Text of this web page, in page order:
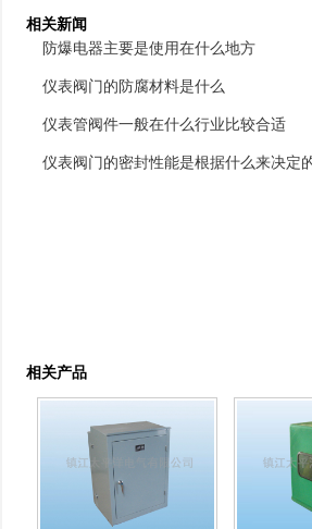
相关新闻
防爆电器主要是使用在什么地方
仪表阀门的防腐材料是什么
仪表管阀件一般在什么行业比较合适
仪表阀门的密封性能是根据什么来决定
相关产品